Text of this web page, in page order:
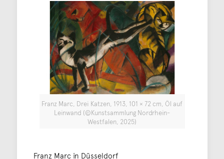
Franz Marc, Drei Katzen, 1913, 101 × 72 cm, Öl auf
Leinwand (©Kunstsammlung Nordrhein-
Westfalen, 2025)
Franz Marc in Düsseldorf